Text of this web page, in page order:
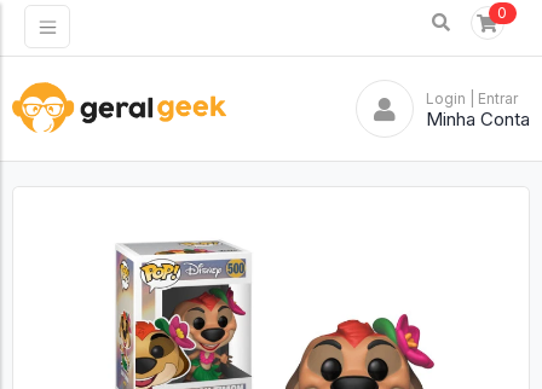
0
Login | Entrar
Minha Conta